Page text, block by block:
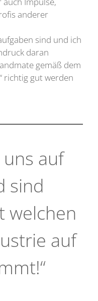
anderer
sind und ich
daran
gemäß dem
richtig gut werden
auf
sind
welchen
auf